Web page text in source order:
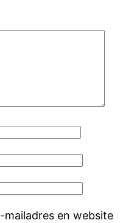
mailadres en website